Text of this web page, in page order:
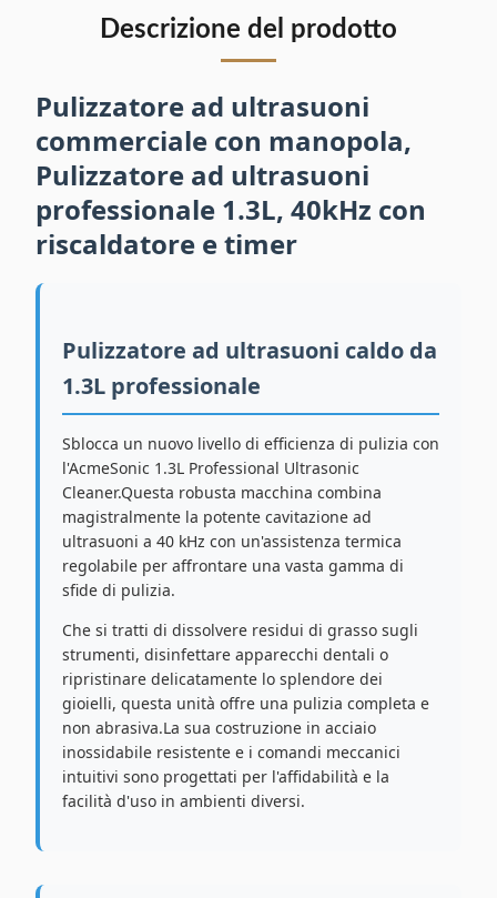
Descrizione del prodotto
Pulizzatore ad ultrasuoni
commerciale con manopola,
Pulizzatore ad ultrasuoni
professionale 1.3L, 40kHz con
riscaldatore e timer
Pulizzatore ad ultrasuoni caldo da
1.3L professionale
Sblocca un nuovo livello di efficienza di pulizia con
l'AcmeSonic 1.3L Professional Ultrasonic
Cleaner.Questa robusta macchina combina
magistralmente la potente cavitazione ad
ultrasuoni a 40 kHz con un'assistenza termica
regolabile per affrontare una vasta gamma di
sfide di pulizia.
Che si tratti di dissolvere residui di grasso sugli
strumenti, disinfettare apparecchi dentali o
ripristinare delicatamente lo splendore dei
gioielli, questa unità offre una pulizia completa e
non abrasiva.La sua costruzione in acciaio
inossidabile resistente e i comandi meccanici
intuitivi sono progettati per l'affidabilità e la
facilità d'uso in ambienti diversi.